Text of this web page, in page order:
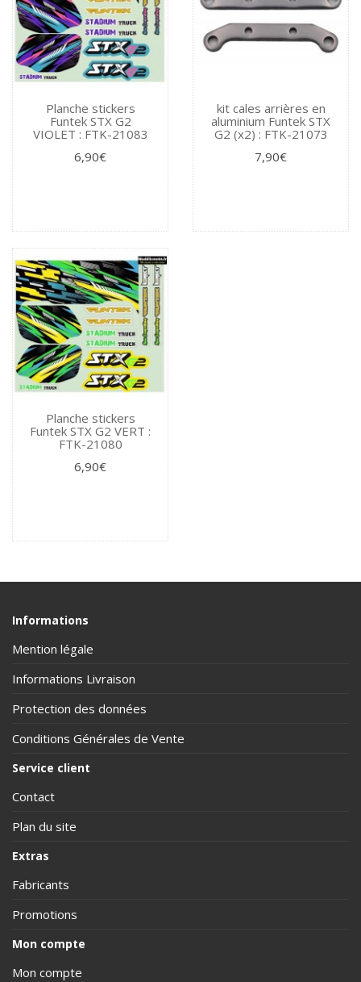
Planche stickers
Funtek STX G2
VIOLET : FTK-21083
6,90€
kit cales arrières en
aluminium Funtek STX
G2 (x2) : FTK-21073
7,90€
Planche stickers
Funtek STX G2 VERT :
FTK-21080
6,90€
Informations
Mention légale
Informations Livraison
Protection des données
Conditions Générales de Vente
Service client
Contact
Plan du site
Extras
Fabricants
Promotions
Mon compte
Mon compte